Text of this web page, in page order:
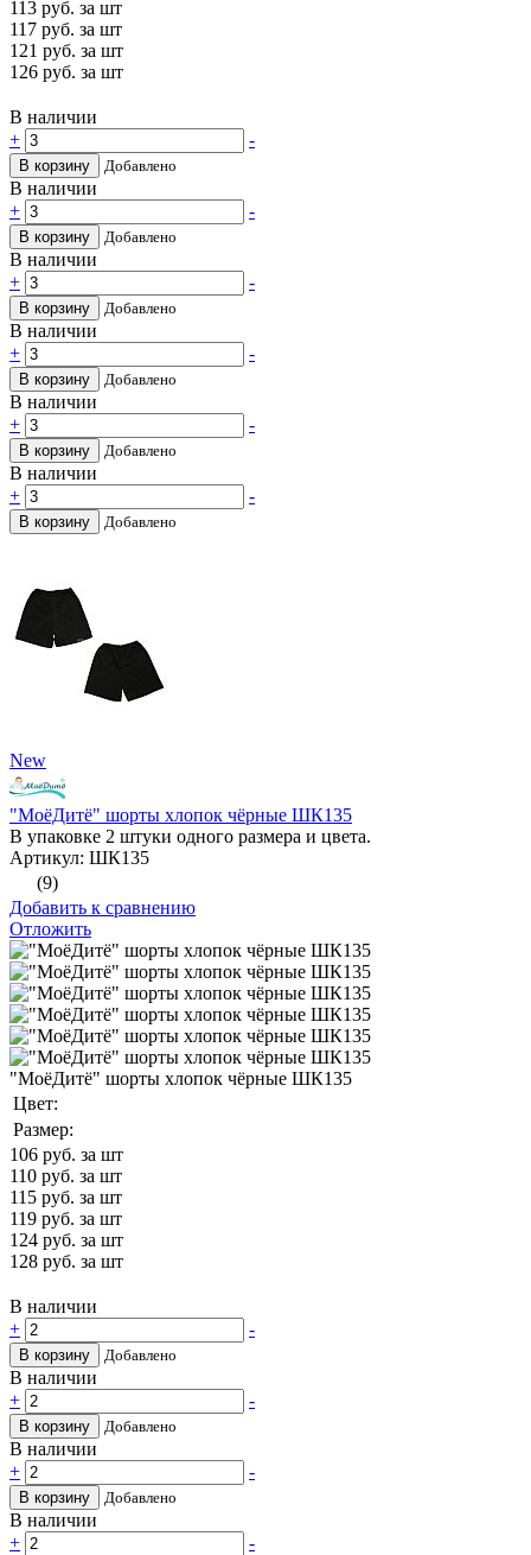
113 руб. за шт
117 руб. за шт
121 руб. за шт
126 руб. за шт
В наличии
+
-
В корзину Добавлено
В наличии
+
-
В корзину Добавлено
В наличии
+
-
В корзину Добавлено
В наличии
+
-
В корзину Добавлено
В наличии
+
-
В корзину Добавлено
В наличии
+
-
В корзину Добавлено
New
"МоёДитё" шорты хлопок чёрные ШК135
В упаковке 2 штуки одного размера и цвета.
Артикул: ШК135
(9)
Добавить к сравнению
Отложить
"МоёДитё" шорты хлопок чёрные ШК135
Цвет:
Размер:
106 руб. за шт
110 руб. за шт
115 руб. за шт
119 руб. за шт
124 руб. за шт
128 руб. за шт
В наличии
+
-
В корзину Добавлено
В наличии
+
-
В корзину Добавлено
В наличии
+
-
В корзину Добавлено
В наличии
+
-